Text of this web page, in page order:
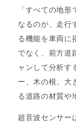
「すべての地
なるのが、走行
る機能を車両に
でなく、前方道
ャンして分析す
ー、木の根、大
る道路の材質や
超音波センサー